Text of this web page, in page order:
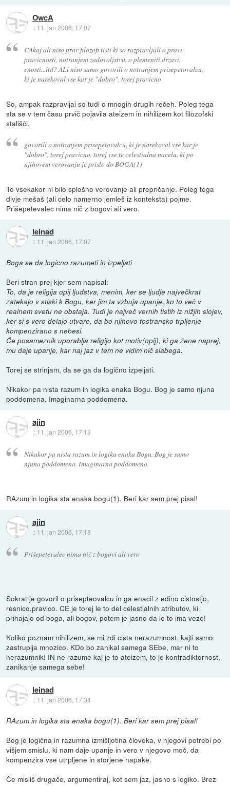
OwcA
:: 11. jan 2006, 17:07
CAkaj ali niso prav filozofi tisti ki so razpravljali o pravi
pravicnosti, notranjem zadovoljstvu, o plemeniti drzavi,
enosti...itd? ALi niso samo govorili o notranjem prisepetovalcu,
ki je narekoval vse kar je "dobro", torej pravicno
So, ampak razpravljai so tudi o mnogih drugih rečeh. Poleg tega
sta se v tem času prvič pojavila ateizem in nihilizem kot filozofski
stališči.
govorili o notranjem prisepetovalcu, ki je narekoval vse kar je
"dobro", torej pravicno, torej vse te celestialna nacela, ki po
njihovem verovanju je prislo do BOGA(1)
To vsekakor ni bilo splošno verovanje ali prepričanje. Poleg tega
divje mešaš (ali celo namerno jemleš iz konteksta) pojme.
Prišepetevalec nima nič z bogovi ali vero.
leinad
:: 11. jan 2006, 17:07
Boga se da logicno razumeti in izpeljati
Beri stran prej kjer sem napisal:
To, da je religija opij ljudstva, menim, ker se ljudje največkrat
zatekajo v stiski k Bogu, ker jim ta vzbuja upanje, ko to več v
realnem svetu ne obstaja. Tudi je največ vernih tistih iz nižjih slojev,
ker si s vero delajo utvare, da bo njihovo tostransko trpljenje
kompenzirano s nebesi.
Če posameznik uporablja religijo kot motiv(opij), ki ga žene naprej,
mu daje upanje, kar naj jaz v tem ne vidim nič slabega.
Torej se strinjam, da se ga da logično izpeljati.
Nikakor pa nista razum in logika enaka Bogu. Bog je samo njuna
poddomena. Imaginarna poddomena.
ajin
:: 11. jan 2006, 17:13
Nikakor pa nista razum in logika enaka Bogu. Bog je samo
njuna poddomena. Imaginarna poddomena.
RAzum in logika sta enaka bogu(1). Beri kar sem prej pisal!
ajin
:: 11. jan 2006, 17:18
Prišepetevalec nima nič z bogovi ali vero
Sokrat je govoril o prisepteovalcu in ga enacil z edino cistostjo,
resnico,pravico. CE je torej le to del celestialnih atributov, ki
prihajajo od boga, ali bogov, potem je jasno da le to ima veze!
Koliko poznam nihilizem, se mi zdi cista nerazumnost, kajti samo
zastruplja mnozico. KDo bo zanikal samega SEbe, mar ni to
nerazumnik! IN ne razume kaj je to ateizem, to je kontradiktornost,
zanikanje samega sebe!
leinad
:: 11. jan 2006, 17:34
RAzum in logika sta enaka bogu(1). Beri kar sem prej pisal!
Bog je logična in razumna izmišljotina človeka, v njegovi potrebi po
višjem smislu, ki nam daje upanje in vero v njegovo moč, da
kompenzira vse utrpljene in storjene napake.
Če misliš drugače, argumentiraj, kot sem jaz, jasno s logiko. Brez